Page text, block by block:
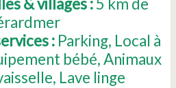
& villages : 5 km de
: Parking Local à
bébé Animaux
Lave linge